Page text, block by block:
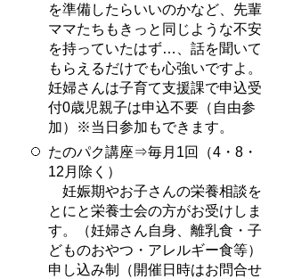
を準備したらいいのかなど、先輩
ママたちもきっと同じような不安
を持っていたはず…、話を聞いて
もらえるだけでも心強いですよ。
妊婦さんは子育て支援課で申込受
付0歳児親子は申込不要（自由参
加）※当日参加もできます。
たのパク講座⇒毎月1回（4・8・
12月除く）
妊娠期やお子さんの栄養相談を
とにと栄養士会の方がお受けしま
す。（妊婦さん自身、離乳食・子
どものおやつ・アレルギー食等）
申し込み制（開催日時はお問合せ